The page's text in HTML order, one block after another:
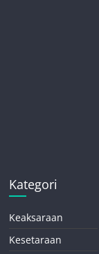
Kategori
Keaksaraan
Kesetaraan